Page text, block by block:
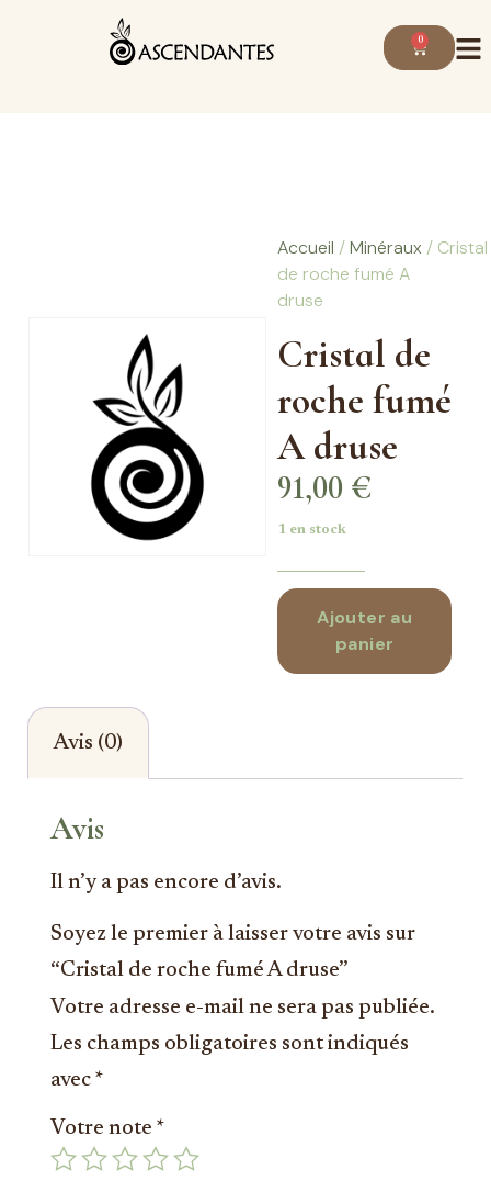
0
Accueil /Minéraux / Cristal
de roche fumé A
druse
Cristal de
roche fumé
A druse
91,00 €
1 en stock
Ajouter au
panier
Avis (0)
Avis
Il n’y a pas encore d’avis.
Soyez le premier à laisser votre avis sur
“Cristal de roche fumé A druse”
Votre adresse e-mail ne sera pas publiée.
Les champs obligatoires sont indiqués
avec *
Votre note *